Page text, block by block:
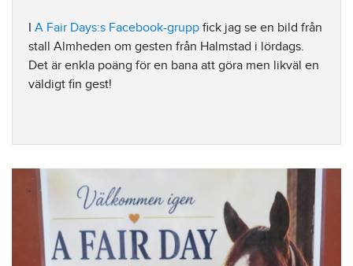
I A Fair Days:s Facebook-grupp fick jag se en bild från
stall Almheden om gesten från Halmstad i lördags.
Det är enkla poäng för en bana att göra men likväl en
väldigt fin gest!